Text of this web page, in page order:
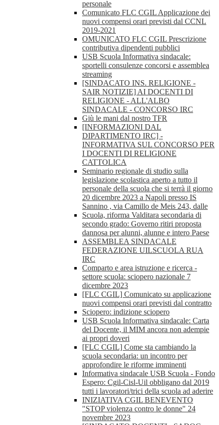
personale
Comunicato FLC CGIL Applicazione dei
nuovi compensi orari previsti dal CCNL
2019-2021
OMUNICATO FLC CGIL Prescrizione
contributiva dipendenti pubblici
USB Scuola Informativa sindacale:
sportelli consulenze concorsi e assemblea
streaming
[SINDACATO INS. RELIGIONE -
SAIR NOTIZIE] AI DOCENTI DI
RELIGIONE - ALL'ALBO
SINDACALE - CONCORSO IRC
Giù le mani dal nostro TFR
[INFORMAZIONI DAL
DIPARTIMENTO IRC] -
INFORMATIVA SUL CONCORSO PER
I DOCENTI DI RELIGIONE
CATTOLICA
Seminario regionale di studio sulla
legislazione scolastica aperto a tutto il
personale della scuola che si terrà il giorno
20 dicembre 2023 a Napoli presso IS
Sannino , via Camillo de Meis 243, dalle
Scuola, riforma Valditara secondaria di
secondo grado: Governo ritiri proposta
dannosa per alunni, alunne e intero Paese
ASSEMBLEA SINDACALE
FEDERAZIONE UILSCUOLA RUA
IRC
Comparto e area istruzione e ricerca -
settore scuola: sciopero nazionale 7
dicembre 2023
[FLC CGIL] Comunicato su applicazione
nuovi compensi orari previsti dal contratto
Sciopero: indizione sciopero
USB Scuola Informativa sindacale: Carta
del Docente, il MIM ancora non adempie
ai propri doveri
[FLC CGIL] Come sta cambiando la
scuola secondaria: un incontro per
approfondire le riforme imminenti
Informativa sindacale USB Scuola - Fondo
Espero: Cgil-Cisl-Uil obbligano dal 2019
tutti i lavoratori/trici della scuola ad aderire
INIZIATIVA CGIL BENEVENTO
"STOP violenza contro le donne" 24
novembre 2023